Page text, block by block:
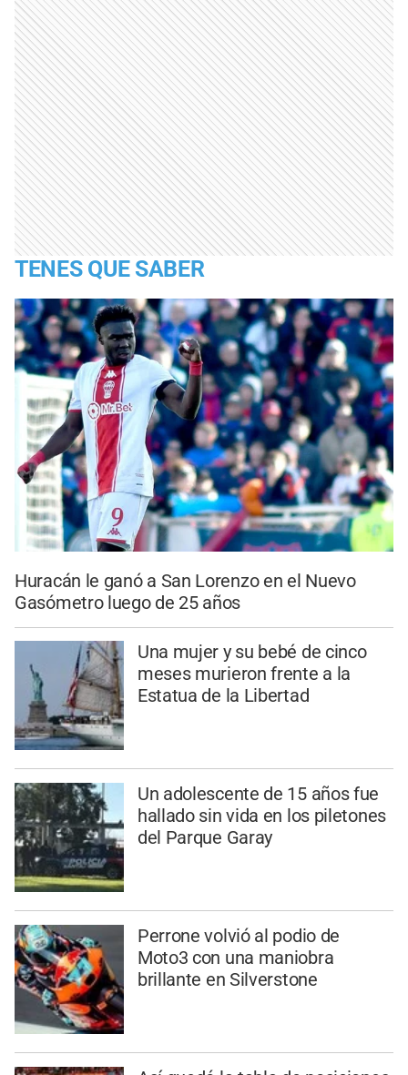
TENES QUE SABER
Huracán le ganó a San Lorenzo en el Nuevo
Gasómetro luego de 25 años
Una mujer y su bebé de cinco
meses murieron frente a la
Estatua de la Libertad
Un adolescente de 15 años fue
hallado sin vida en los piletones
del Parque Garay
Perrone volvió al podio de
Moto3 con una maniobra
brillante en Silverstone